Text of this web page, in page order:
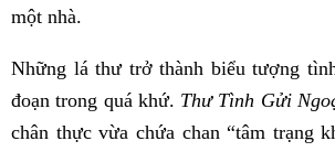
một nhà.
Những lá thư trở thành biểu tượng
đoạn trong quá khứ. Thư Tình Gửi
chân thực vừa chứa chan “tâm trạng